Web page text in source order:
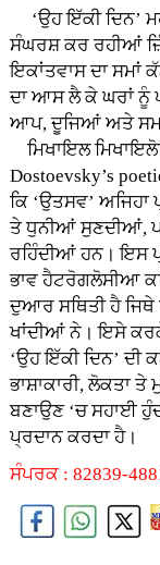
‘ਉਹ ਇੱਕੀ ਦਿਨ’
ਸੰਘਰਸ਼ ਕਰ ਰਹੀਆਂ
ਇਕਾਂਤਵਾਸ ਦਾ ਸਮਾਂ
ਦਾ ਆਸ ਲੈ ਕੇ ਘਰਾਂ ਨੂੰ
ਆਪ, ਦੂਜਿਆਂ ਅਤੇ
ਮਿਖਾਇਲ
Dostoevsky’s
ਕਿ ‘ਉਤਸਵ’
ਤੇ ਧੁਨੀਆਂ ਸੁਣਦੀਆਂ,
ਰਹਿੰਦੀਆਂ ਹਨ। ਇਸ
ਭਾਵ ਹੈਟਰੋਗਲੋਸੀਆ
ਦੁਆਰ ਸਥਿਤੀ ਹੈ
ਖਾਂਦੀਆਂ ਨੇ। ਇਸੇ
‘ਉਹ ਇੱਕੀ ਦਿਨ’ ਦੀ
ਭਾਸ਼ਾਕਾਰੀ, ਲੋਕਤਾ
ਬਣਾਉਣ ‘ਚ ਸਹਾਈ
ਪ੍ਰਦਾਨ ਕਰਦਾ ਹੈ।
ਸੰਪਰਕ : 82839-